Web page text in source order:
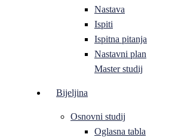
Nastava
Ispiti
Ispitna pitanja
Nastavni plan
Master studij
Bijeljina
Osnovni studij
Oglasna tabla